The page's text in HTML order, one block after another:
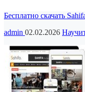
Бесплатно скачать
admin 02.02.2026